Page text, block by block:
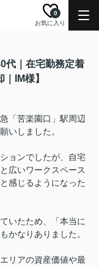
お気に入り
0
代｜在宅勤務定着
IM様】
「苦楽園口」駅周辺
いしました。
ョンでしたが、自宅
広いワークスペース
感じるようになった
いたため、「本当に
かなりありました。
リアの資産価値や最